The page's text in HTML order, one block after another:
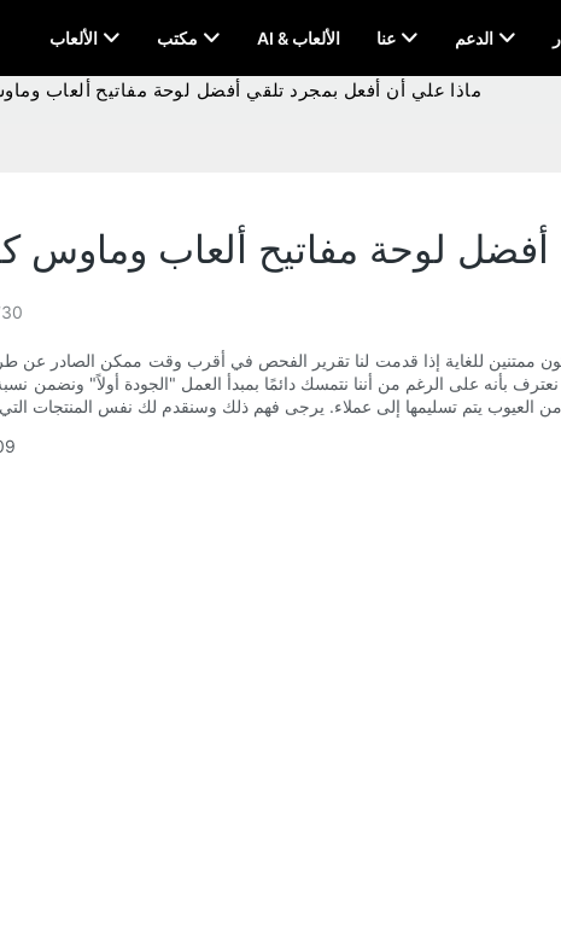
الألعاب مكتب AI & الألعاب عنا الدعم
ماذا علي أن أفعل بمجرد تلقي أفضل لوحة مفاتيح ألعاب وماوس
لوحة مفاتيح ألعاب وماوس كومبو
بمجرد أن تعتقد أنك تلقيت أفضل لوحة مفاتيح وماوس ألعاب 2020 غير كاملة. سنكون ممتنين للغاية إذا قدمت لنا تقرير الفحص في
بأنه على الرغم من أننا نتمسك دائمًا بمبدأ العمل "الجودة أولاً" ونضمن نسبة